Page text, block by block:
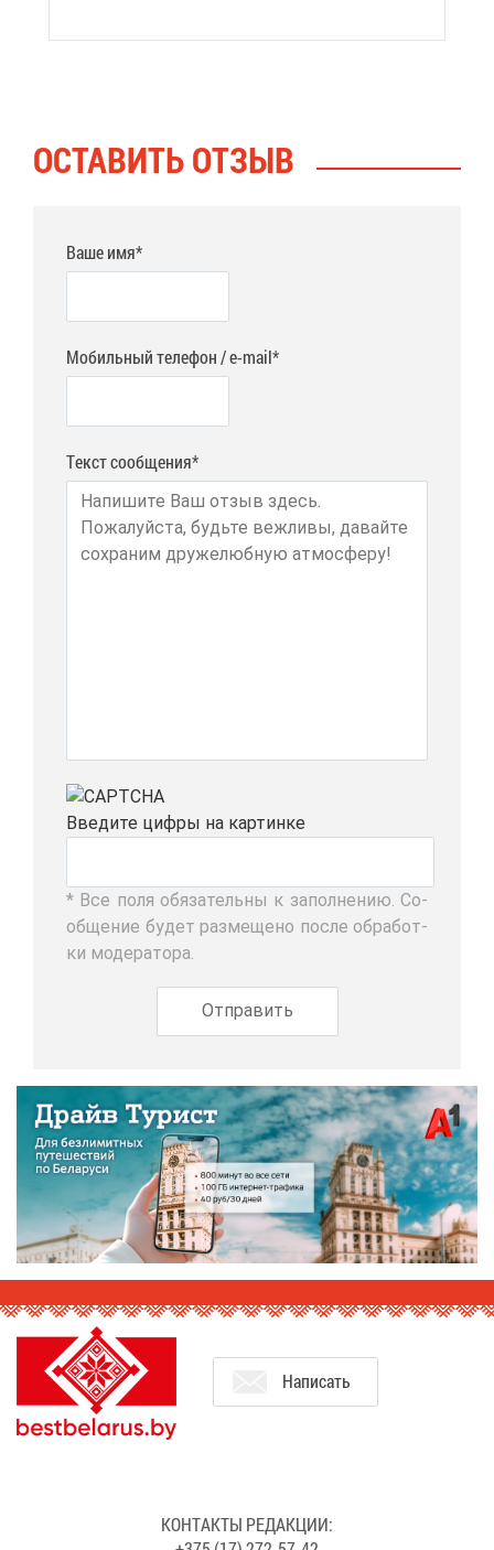
ОСТА­ВИТЬ ОТ­ЗЫВ
Ваше имя*
Мобильный телефон / e-mail*
Текст сообщения*
Вве­ди­те циф­ры на кар­тин­ке
* Все по­ля обя­за­тель­ны к за­пол­не­нию. Со­
об­ще­ние бу­дет раз­ме­ще­но по­сле об­ра­бот­
ки мо­де­ра­то­ра.
На­пи­сать
КОН­ТАК­ТЫ РЕ­ДАК­ЦИИ: